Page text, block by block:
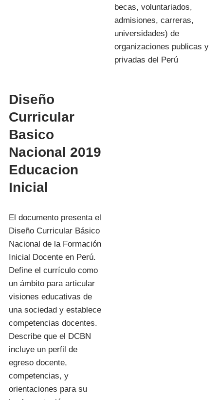
becas, voluntariados,
admisiones, carreras,
universidades) de
organizaciones publicas y
privadas del Perú
Diseño
Curricular
Basico
Nacional 2019
Educacion
Inicial
El documento presenta el
Diseño Curricular Básico
Nacional de la Formación
Inicial Docente en Perú.
Define el currículo como
un ámbito para articular
visiones educativas de
una sociedad y establece
competencias docentes.
Describe que el DCBN
incluye un perfil de
egreso docente,
competencias, y
orientaciones para su